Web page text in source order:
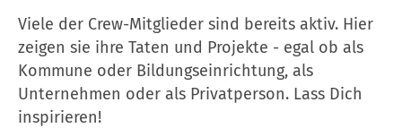
Viele der Crew-Mitglieder sind bereits aktiv. Hier
zeigen sie ihre Taten und Projekte - egal ob als
Kommune oder Bildungseinrichtung, als
Unternehmen oder als Privatperson. Lass Dich
inspirieren!